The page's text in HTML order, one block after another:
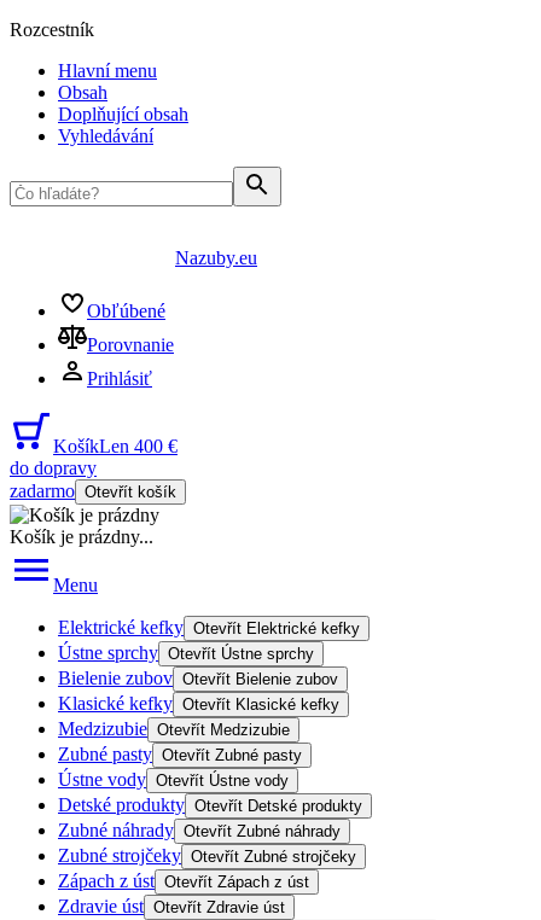
Rozcestník
Hlavní menu
Obsah
Doplňující obsah
Vyhledávání
Nazuby.eu
Obľúbené
Porovnanie
Prihlásiť
KošíkLen 400 €
do dopravy
zadarmo Otevřít košík
Košík je prázdny...
Menu
Elektrické kefky Otevřít Elektrické kefky
Ústne sprchy Otevřít Ústne sprchy
Bielenie zubov Otevřít Bielenie zubov
Klasické kefky Otevřít Klasické kefky
Medzizubie Otevřít Medzizubie
Zubné pasty Otevřít Zubné pasty
Ústne vody Otevřít Ústne vody
Detské produkty Otevřít Detské produkty
Zubné náhrady Otevřít Zubné náhrady
Zubné strojčeky Otevřít Zubné strojčeky
Zápach z úst Otevřít Zápach z úst
Zdravie úst Otevřít Zdravie úst